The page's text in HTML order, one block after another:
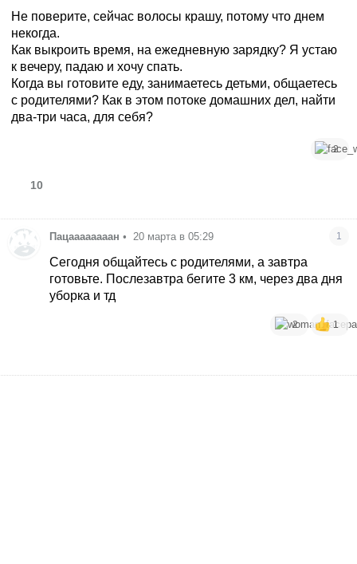
Не поверите, сейчас волосы крашу, потому что днем
некогда.
Как выкроить время, на ежедневную зарядку? Я устаю
к вечеру, падаю и хочу спать.
Когда вы готовите еду, занимаетесь детьми, общаетесь
с родителями? Как в этом потоке домашних дел, найти
два-три часа, для себя?
2
10
Пацаааааааан • 20 марта в 05:29 1
Сегодня общайтесь с родителями, а завтра
готовьте. Послезавтра бегите 3 км, через два дня
уборка и тд
2 1